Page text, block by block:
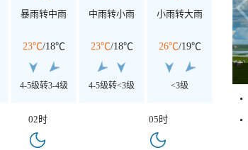
暴雨转中雨
23℃/18℃
4-5级转3-4级
中雨转小雨
23℃/18℃
4-5级转<3级
小雨转大雨
26℃/19℃
<3级
02时 05时